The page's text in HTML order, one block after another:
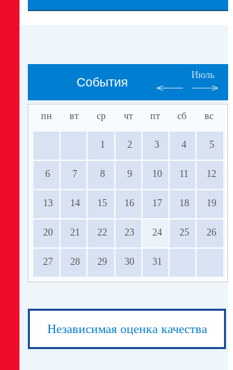
События
Июль
пн вт ср чт пт сб вс
1 2 3 4 5
6 7 8 9 10 11 12
13 14 15 16 17 18 19
20 21 22 23 24 25 26
27 28 29 30 31
Независимая оценка качества